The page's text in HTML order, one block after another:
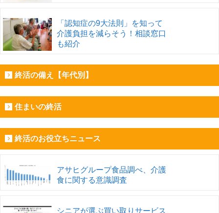
「認知症の9大法則」を知って
介護負担を減らそう！相談窓口
も紹介
終活の備え【年代別】
住まいの終活
終活のお役立ちニュース
アサヒグループ食品調べ、介護
食に関する意識調査
シニアが選ぶ買い取りサービス